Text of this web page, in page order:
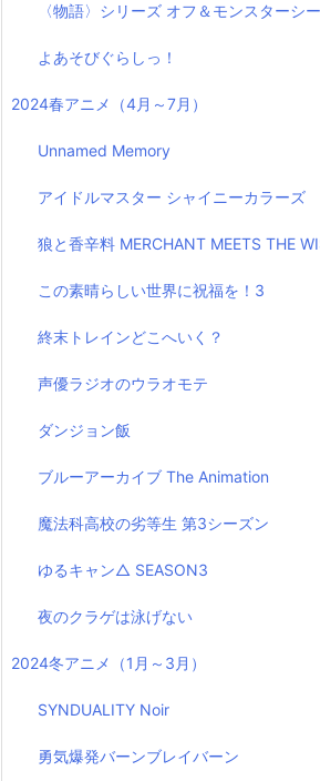
〈物語〉シリーズ オフ＆モンスターシ
よあそびぐらしっ！
2024春アニメ（4月～7月）
Unnamed Memory
アイドルマスター シャイニーカラーズ
狼と香辛料 MERCHANT MEETS THE
この素晴らしい世界に祝福を！3
終末トレインどこへいく？
声優ラジオのウラオモテ
ダンジョン飯
ブルーアーカイブ The Animation
魔法科高校の劣等生 第3シーズン
ゆるキャン△ SEASON3
夜のクラゲは泳げない
2024冬アニメ（1月～3月）
SYNDUALITY Noir
勇気爆発バーンブレイバーン